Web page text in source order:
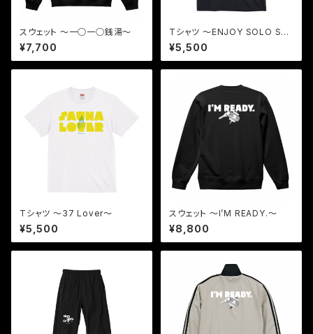
スウェット 〜一○一○銭湯〜
¥7,700
Tシャツ 〜ENJOY SOLO SA
UNA〜
¥5,500
Tシャツ 〜37 Lover〜
¥5,500
スウェット 〜I’M READY.〜
¥8,800